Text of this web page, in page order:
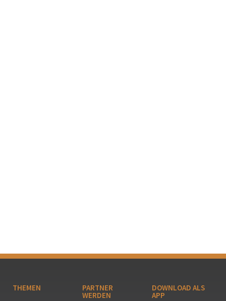
THEMEN PARTNER
WERDEN
DOWNLOAD ALS
APP